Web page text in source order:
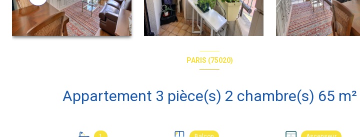
PARIS (75020)
Appartement 3 pièce(s) 2 chambre(s) 65 m²